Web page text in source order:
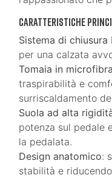
Caratteristiche
Sistema di chiusura
per una calzata
Tomaia in
traspirabilità e
surriscaldamento
Suola ad alta
potenza sul pedale
la pedalata.
Design anatomico:
stabilità e